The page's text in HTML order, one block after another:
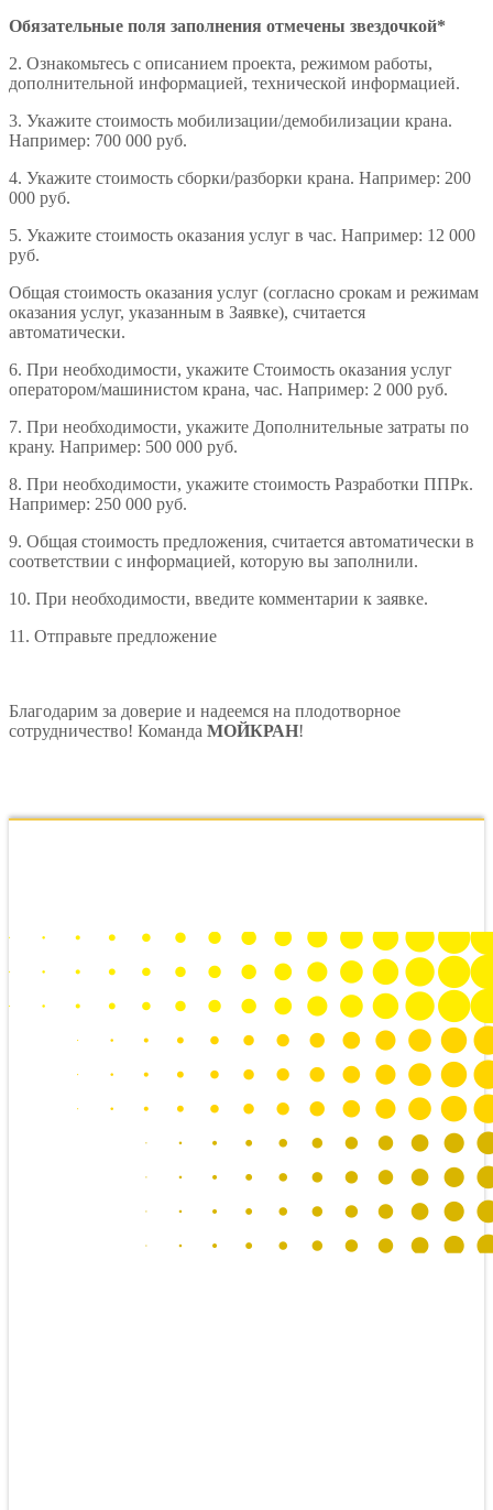
Обязательные поля заполнения отмечены звездочкой*
2. Ознакомьтесь с описанием проекта, режимом работы,
дополнительной информацией, технической информацией.
3. Укажите стоимость мобилизации/демобилизации крана.
Например: 700 000 руб.
4. Укажите стоимость сборки/разборки крана. Например: 200
000 руб.
5. Укажите стоимость оказания услуг в час. Например: 12 000
руб.
Общая стоимость оказания услуг (согласно срокам и режимам
оказания услуг, указанным в Заявке), считается
автоматически.
6. При необходимости, укажите Стоимость оказания услуг
оператором/машинистом крана, час. Например: 2 000 руб.
7. При необходимости, укажите Дополнительные затраты по
крану. Например: 500 000 руб.
8. При необходимости, укажите стоимость Разработки ППРк.
Например: 250 000 руб.
9. Общая стоимость предложения, считается автоматически в
соответствии с информацией, которую вы заполнили.
10. При необходимости, введите комментарии к заявке.
11. Отправьте предложение
Благодарим за доверие и надеемся на плодотворное
сотрудничество! Команда МОЙКРАН!